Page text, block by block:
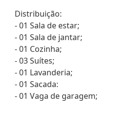
Distribuição:
- 01 Sala de estar;
- 01 Sala de jantar;
- 01 Cozinha;
- 03 Suítes;
- 01 Lavanderia;
- 01 Sacada:
- 01 Vaga de garagem;